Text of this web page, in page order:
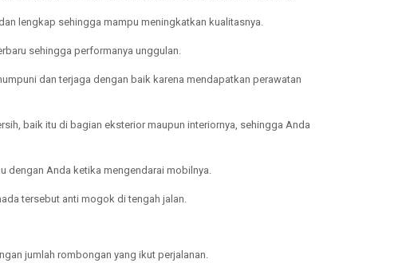
lengkap sehingga mampu meningkatkan kualitasnya.
sehingga performanya unggulan.
dan terjaga dengan baik karena mendapatkan perawatan
baik itu di bagian eksterior maupun interiornya, sehingga Anda
dengan Anda ketika mengendarai mobilnya.
tersebut anti mogok di tengah jalan.
jumlah rombongan yang ikut perjalanan.